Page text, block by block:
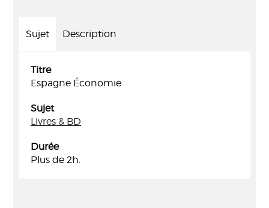
Sujet Description
Titre
Espagne Économie
Sujet
Livres & BD
Durée
Plus de 2h.